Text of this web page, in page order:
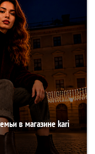
в магазине kari